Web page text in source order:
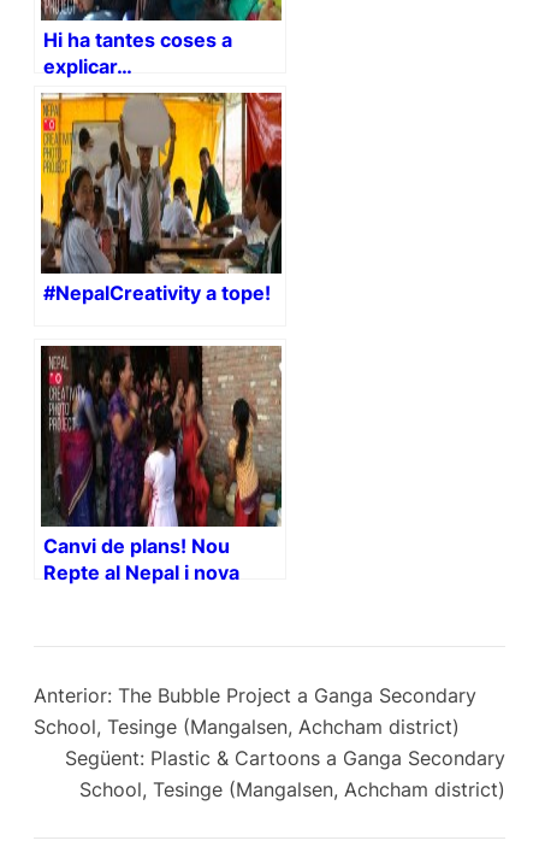
Hi ha tantes coses a
explicar…
#NepalCreativity a tope!
Canvi de plans! Nou
Repte al Nepal i nova
Anterior: The Bubble Project a Ganga Secondary
School, Tesinge (Mangalsen, Achcham district)
Següent: Plastic & Cartoons a Ganga Secondary
School, Tesinge (Mangalsen, Achcham district)